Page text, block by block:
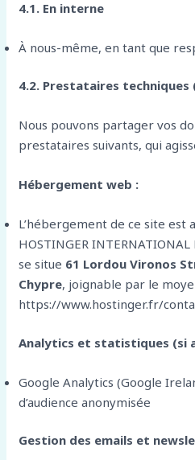
4.1. En interne
À nous-même, en tant que
4.2. Prestataires
Nous pouvons partager vos
prestataires suivants, qui
Hébergement web :
L’hébergement de ce site est
HOSTINGER
se situe 61 Lordou Vironos
Chypre, joignable par le
https://www.hostinger.fr/
Analytics et statistiques (si
Google Analytics (Google
d’audience anonymisée
Gestion des emails et